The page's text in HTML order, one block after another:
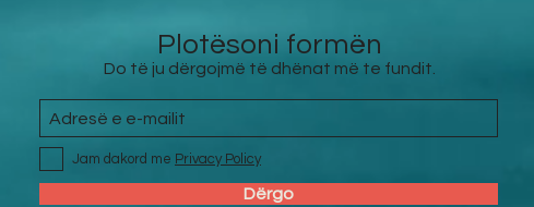
Plotësoni formën
Do të ju dërgojmë të dhënat më te fundit.
Jam dakord me Privacy Policy
Dërgo